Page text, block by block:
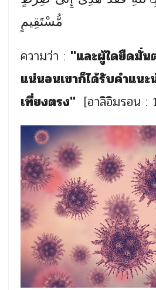
مُّسْتَقِيمٍ
ความว่า : "และผู้ใดยืดมั่
แน่นอนเขาก็ได้รับคำแน
เที่ยงตรง" [อาลิอิมรอน :